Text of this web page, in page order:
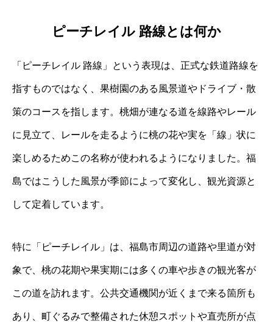
ピーチレイル 路線とは何か
「ピーチレイル 路線」という表現は、正式な鉄道路線を
指すものではなく、果樹園のある風景道やドライブ・散
策のコースを指します。桃畑が連なる道を線路やレール
に見立て、レールを走るように桃の花や実を「線」状に
楽しめるためこの名称が使われるようになりました。福
島ではこうした風景が季節によって変化し、観光資源と
して定着しています。
特に「ピーチレイル」は、福島市周辺の道路や里道が対
象で、桃の花期や果実期には多くの車や歩きの観光客が
この道を訪れます。公共交通機関が近くまで来る箇所も
あり、町ぐるみで整備された休憩スポットや直売所が点